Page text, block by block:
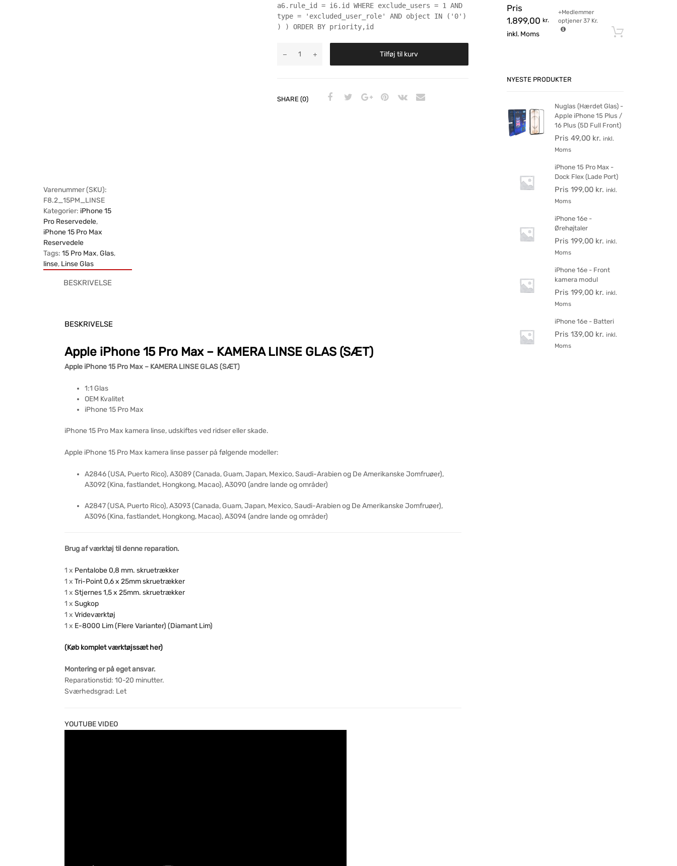
a6.rule_id = i6.id WHERE exclude_users = 1 AND
type = 'excluded_user_role' AND object IN ('0')
) ) ORDER BY priority,id
Tilføj til kurv
SHARE (0)
Varenummer (SKU):
F8.2_15PM_LINSE
Kategorier: iPhone 15
Pro Reservedele,
iPhone 15 Pro Max
Reservedele
Tags: 15 Pro Max,Glas,
linse, Linse Glas
BESKRIVELSE
BESKRIVELSE
Apple iPhone 15 Pro Max – KAMERA LINSE GLAS (SÆT)
Apple iPhone 15 Pro Max – KAMERA LINSE GLAS (SÆT)
1:1 Glas
OEM Kvalitet
iPhone 15 Pro Max
iPhone 15 Pro Max kamera linse, udskiftes ved ridser eller skade.
Apple iPhone 15 Pro Max kamera linse passer på følgende modeller:
A2846 (USA, Puerto Rico), A3089 (Canada, Guam, Japan, Mexico, Saudi-Arabien og De Amerikanske Jomfruøer),
A3092 (Kina, fastlandet, Hongkong, Macao), A3090 (andre lande og områder)
A2847 (USA, Puerto Rico), A3093 (Canada, Guam, Japan, Mexico, Saudi-Arabien og De Amerikanske Jomfruøer),
A3096 (Kina, fastlandet, Hongkong, Macao), A3094 (andre lande og områder)
Brug af værktøj til denne reparation.
1 x Pentalobe 0,8 mm. skruetrækker
1 x Tri-Point 0,6 x 25mm skruetrækker
1 x Stjernes 1,5 x 25mm. skruetrækker
1 x Sugkop
1 x Vrideværktøj
1 x E-8000 Lim (Flere Varianter) (Diamant Lim)
(Køb komplet værktøjssæt her)
Montering er på eget ansvar.
Reparationstid: 10-20 minutter.
Sværhedsgrad: Let
YOUTUBE VIDEO
Pris
1.899,00 kr.
inkl. Moms
+Medlemmer
optjener37 Kr.
NYESTE PRODUKTER
Nuglas (Hærdet Glas) -
Apple iPhone 15 Plus /
16 Plus (5D Full Front)
Pris 49,00 kr. inkl.
Moms
iPhone 15 Pro Max -
Dock Flex (Lade Port)
Pris 199,00 kr. inkl.
Moms
iPhone 16e -
Ørehøjtaler
Pris 199,00 kr. inkl.
Moms
iPhone 16e - Front
kamera modul
Pris 199,00 kr. inkl.
Moms
iPhone 16e - Batteri
Pris 139,00 kr. inkl.
Moms